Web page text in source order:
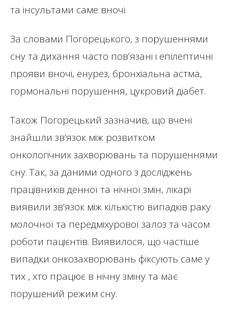
та інсультами саме вночі.
За словами Погорецького, з порушеннями
сну та дихання часто пов’язані і епілептичні
прояви вночі, енурез, бронхіальна астма,
гормональні порушення, цукровий діабет.
Також Погорецький зазначив, що вчені
знайшли зв’язок між розвитком
онкологічних захворювань та порушеннями
сну. Так, за даними одного з досліджень
працівників денної та нічної змін, лікарі
виявили зв’язок між кількістю випадків раку
молочної та передміхурової залоз та часом
роботи пацієнтів. Виявилося, що частіше
випадки онкозахворювань фіксують саме у
тих , хто працює в нічну зміну та має
порушений режим сну.